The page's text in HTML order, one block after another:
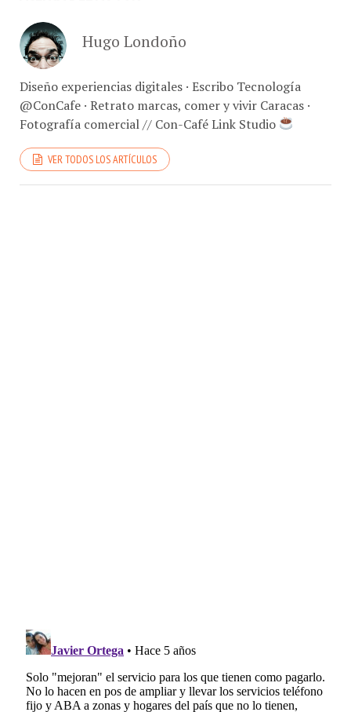
Hugo Londoño
Diseño experiencias digitales · Escribo Tecnología
@ConCafe · Retrato marcas, comer y vivir Caracas ·
Fotografía comercial // Con-Café Link Studio
VER TODOS LOS ARTÍCULOS